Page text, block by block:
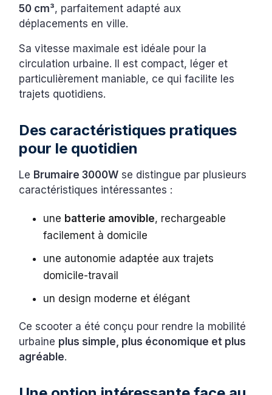
50 cm³, parfaitement adapté aux
déplacements en ville.
Sa vitesse maximale est idéale pour la
circulation urbaine. Il est compact, léger et
particulièrement maniable, ce qui facilite les
trajets quotidiens.
Des caractéristiques pratiques
pour le quotidien
Le Brumaire 3000W se distingue par plusieurs
caractéristiques intéressantes :
une batterie amovible, rechargeable
facilement à domicile
une autonomie adaptée aux trajets
domicile-travail
un design moderne et élégant
Ce scooter a été conçu pour rendre la mobilité
urbaine plus simple, plus économique et plus
agréable.